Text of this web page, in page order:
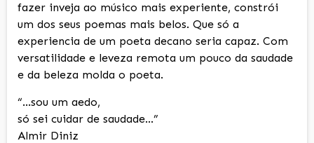
fazer inveja ao músico mais experiente, constrói
um dos seus poemas mais belos. Que só a
experiencia de um poeta decano seria capaz. Com
versatilidade e leveza remota um pouco da saudade
e da beleza molda o poeta.
“…sou um aedo,
só sei cuidar de saudade…”
Almir Diniz